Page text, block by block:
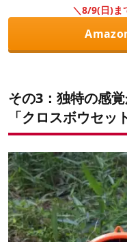
＼8/9(日)ま
その3：独特の感
「クロスボウセッ